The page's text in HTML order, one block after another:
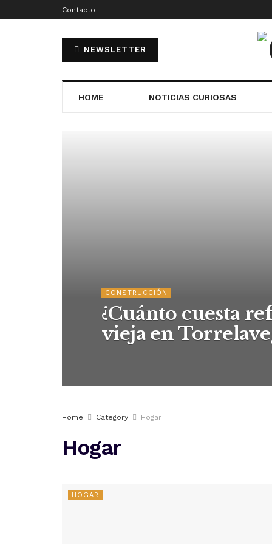
Contacto
NEWSLETTER
HOME NOTICIAS CURIOSAS
CONSTRUCCIÓN
¿Cuánto cuesta
vieja en
Home Category Hogar
Hogar
HOGAR